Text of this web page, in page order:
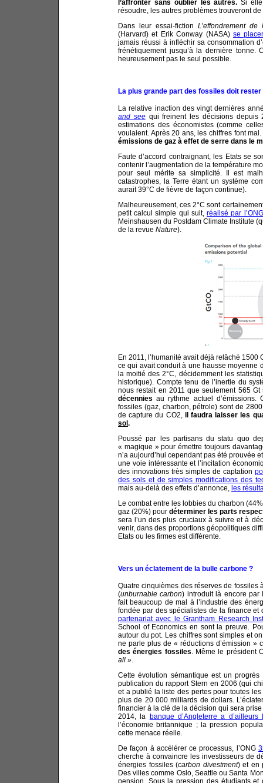
l’affronter sans oublier les autres.Si
résoudre, les autres problèmes trouveront
Dans leur essai-fiction L’effondrement
(Harvard) et Erik Conway (NASA) se
jamais réussi à infléchir sa consommation
frénétiquement jusqu’à la dernière
heureusement pas le seul possible.
La plus grande part des fossiles doit rester
La relative inaction des vingt dernières
and seequi freinent les décisions depuis
estimations des économistes (comme
voulaient. Après 20 ans, les chiffres font
émissions de gaz à effet de serre dans le
Faute d’accord contraignant, les Etats se
contenir l’augmentation de la température
pour seul mérite sa simplicité. Il est
catastrophes, la Terre étant un système
aurait 39°C de fièvre de façon continue).
Malheureusement, ces 2°C sont
petit calcul simple qui suit,réalisé par
Meinshausen du Postdam Climate Institute
de la revue Nature).
En 2011, l’humanité avait déjà relâché 1500
ce qui avait conduit à une hausse moyenne
la moitié des 2°C, décidemment les
historique). Compte tenu de l’inertie du
nous restait en 2011 que seulement 565
décennies au rythme actuel d’émissions.
fossiles (gaz, charbon, pétrole) sont de
de capture du CO2, il faudra laisser les
sol.
Poussé par les partisans du statu quo
« magique » pour émettre toujours
n’a aujourd’hui cependant pas été prouvée
une voie intéressante et l’incitation
des innovations très simples de captation
des sols et de simples modifications des
mais au-delà des effets d’annonce, les
Le combat entre les lobbies du charbon
gaz (20%) pourdéterminer les parts
sera l’un des plus cruciaux à suivre et à
venir, dans des proportions géopolitiques
Etats ou les firmes est différente.
Vers un éclatement de la bulle carbone ?
Quatre cinquièmes des réserves de
(unburnable carbon) introduit là encore par
fait beaucoup de mal à l’industrie des
fondée par des spécialistes de la finance
partenariat avec le Grantham Research
School of Economics en sont la preuve.
autour du pot. Les chiffres sont simples et
ne parle plus de « réductions d’émission »
des énergies fossiles . Même le président
all ».
Cette évolution sémantique est un
publication du rapport Stern en 2006 (qui
et a publié la liste des pertes pour toutes
plus de 20 000 milliards de dollars.
financier à la clé de la décision qui sera
2014, la banque d’Angleterre a
l’économie britannique ; la pression
cette menace réelle.
De façon à accélérer ce processus, l’ONG
cherche à convaincre les investisseurs de
énergies fossiles (carbon divestment) et en
Des villes comme Oslo, Seattle ou Santa
pension. Sous la pression des étudiants et